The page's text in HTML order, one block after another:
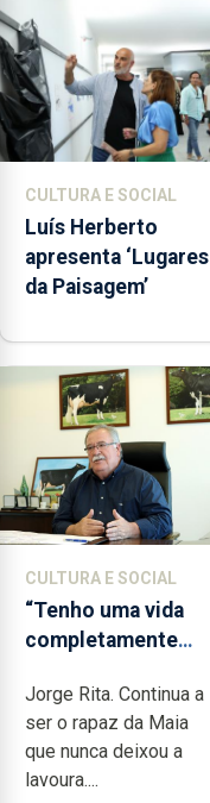
CULTURA E SOCIAL
Luís Herberto
apresenta ‘Lugares
da Paisagem’
CULTURA E SOCIAL
“Tenho uma vida
completamente
dedicação, gosto e
muita paixão”
Jorge Rita. Continua a
ser o rapaz da Maia
que nunca deixou a
lavoura....